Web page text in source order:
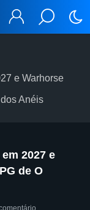
e Warhorse
Anéis
2027 e
de O